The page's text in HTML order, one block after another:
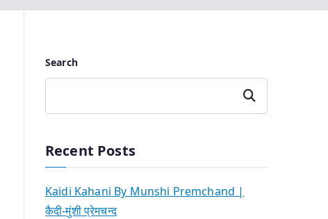
Search
Search
Recent Posts
Kaidi Kahani By Munshi Premchand |
कैदी-मुंशी प्रेमचन्द